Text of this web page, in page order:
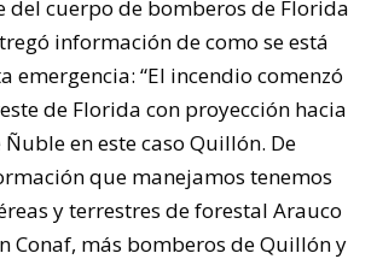
del cuerpo de bomberos de Florida
información de como se está
emergencia: “El incendio comenzó
de Florida con proyección hacia
en este caso Quillón. De
que manejamos tenemos
y terrestres de forestal Arauco
Conaf, más bomberos de Quillón y